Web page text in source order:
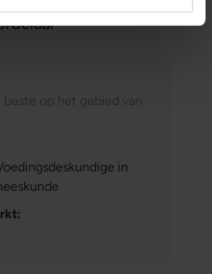
beste op het gebied van
in